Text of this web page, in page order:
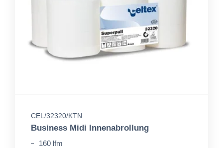
CEL/32320/KTN
Business Midi Innenabrollung
160 lfm